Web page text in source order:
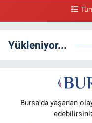
Engin Eczanesi
0 (224) 232 04 02
Altınoluk Eczanesi
BAŞARAN MAH. 3.BAŞARAN
Yükleniyor...
Bursa'da yaşanan